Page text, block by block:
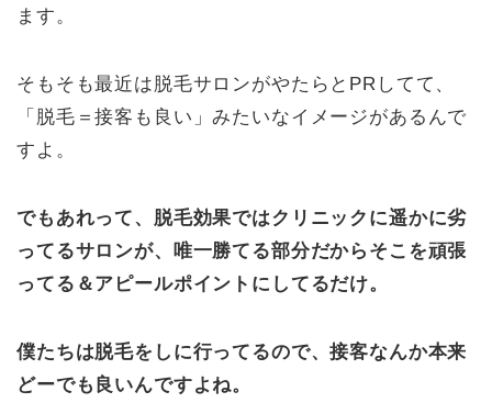
ます。
そもそも最近は脱毛サロンがやたらとPRしてて、
「脱毛＝接客も良い」みたいなイメージがあるんで
すよ。
でもあれって、脱毛効果ではクリニックに遥かに劣
ってるサロンが、唯一勝てる部分だからそこを頑張
ってる＆アピールポイントにしてるだけ。
僕たちは脱毛をしに行ってるので、接客なんか本来
どーでも良いんですよね。